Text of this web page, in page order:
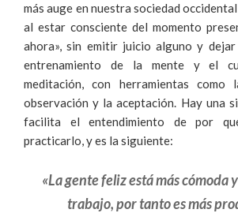
más auge en nuestra sociedad
al estar consciente del momento
ahora», sin emitir juicio alguno y
entrenamiento de la mente y el
meditación, con herramientas como
observación y la aceptación. Hay una
facilita el entendimiento de por
practicarlo, y es la siguiente:
«La gente feliz está más cómoda
trabajo, por tanto es más